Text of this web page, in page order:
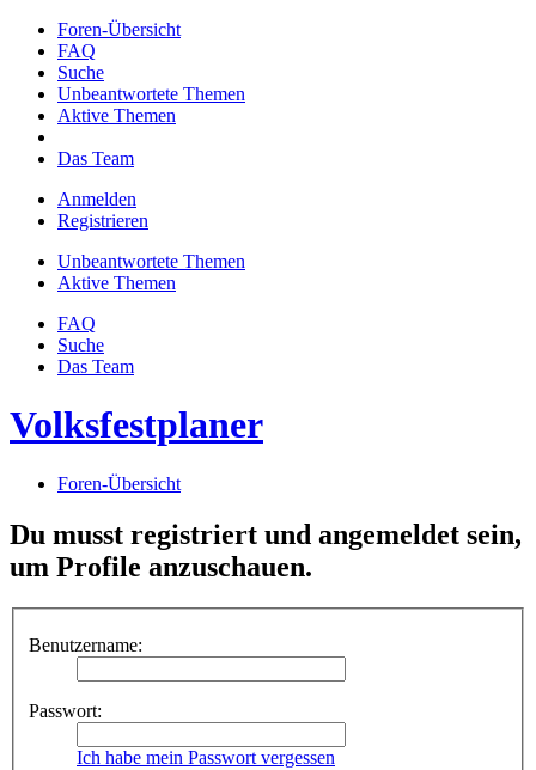
Foren-Übersicht
FAQ
Suche
Unbeantwortete Themen
Aktive Themen
Das Team
Anmelden
Registrieren
Unbeantwortete Themen
Aktive Themen
FAQ
Suche
Das Team
Volksfestplaner
Foren-Übersicht
Du musst registriert und angemeldet sein,
um Profile anzuschauen.
Benutzername:
Passwort:
Ich habe mein Passwort vergessen